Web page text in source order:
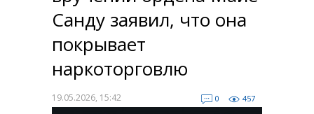
Санду заявил, что она
покрывает
наркоторговлю
19.05.2026, 15:42 0 457